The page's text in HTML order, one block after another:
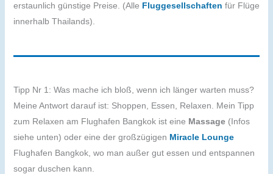
erstaunlich günstige Preise. (Alle Fluggesellschaften für Flüge
innerhalb Thailands).
Tipp Nr 1: Was mache ich bloß, wenn ich länger warten muss?
Meine Antwort darauf ist: Shoppen, Essen, Relaxen. Mein Tipp
zum Relaxen am Flughafen Bangkok ist eine Massage(Infos
siehe unten) oder eine der großzügigen Miracle Lounge
Flughafen Bangkok, wo man außer gut essen und entspannen
sogar duschen kann.